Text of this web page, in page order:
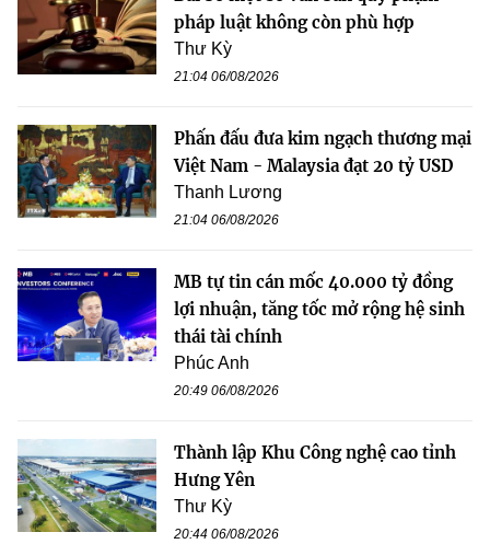
pháp luật không còn phù hợp
Thư Kỳ
21:04 06/08/2026
Phấn đấu đưa kim ngạch thương mại
Việt Nam - Malaysia đạt 20 tỷ USD
Thanh Lương
21:04 06/08/2026
MB tự tin cán mốc 40.000 tỷ đồng
lợi nhuận, tăng tốc mở rộng hệ sinh
thái tài chính
Phúc Anh
20:49 06/08/2026
Thành lập Khu Công nghệ cao tỉnh
Hưng Yên
Thư Kỳ
20:44 06/08/2026